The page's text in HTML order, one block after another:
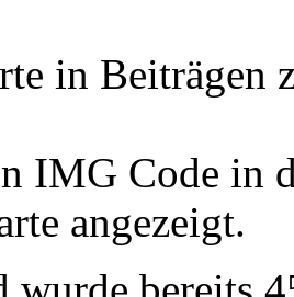
in Beiträgen
IMG Code in
angezeigt.